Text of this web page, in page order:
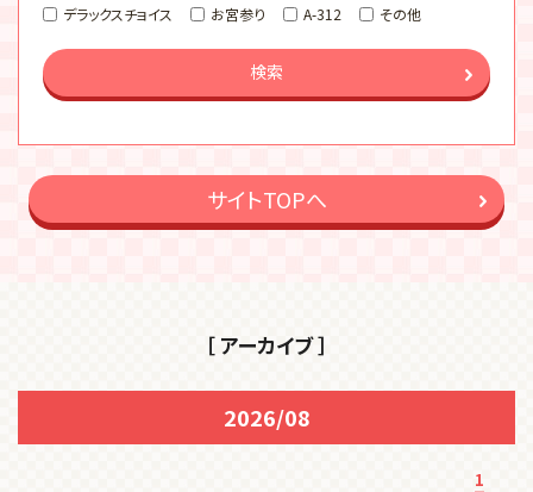
デラックスチョイス
お宮参り A-312 その他
検索
サイトTOPへ
［ アーカイブ ］
2026/08
1